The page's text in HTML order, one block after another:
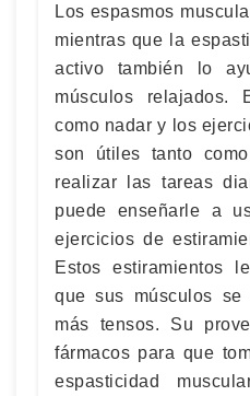
Los espasmos
mientras que la
activo también lo
músculos relajados.
como nadar y los
son útiles tanto
realizar las tareas
puede enseñarle a
ejercicios de
Estos estiramientos
que sus músculos
más tensos. Su
fármacos para que
espasticidad